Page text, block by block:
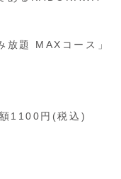
放題 MAXコース」
1100円(税込)